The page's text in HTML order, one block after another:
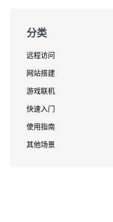
分类
远程访问
网站搭建
游戏联机
快速入门
使用指南
其他场景